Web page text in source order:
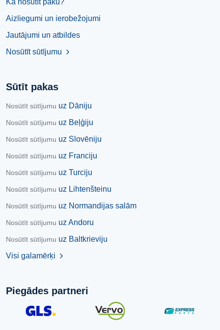
Kā nosūtīt paku?
Aizliegumi un ierobežojumi
Jautājumi un atbildes
Nosūtīt sūtījumu
chevron_right
Sūtīt pakas
Nosūtīt sūtījumu uz Dāniju
Nosūtīt sūtījumu uz Beļģiju
Nosūtīt sūtījumu uz Slovēniju
Nosūtīt sūtījumu uz Franciju
Nosūtīt sūtījumu uz Turciju
Nosūtīt sūtījumu uz Lihtenšteinu
Nosūtīt sūtījumu uz Normandijas salām
Nosūtīt sūtījumu uz Andoru
Nosūtīt sūtījumu uz Baltkrieviju
Visi galamērķi
chevron_right
Piegādes partneri